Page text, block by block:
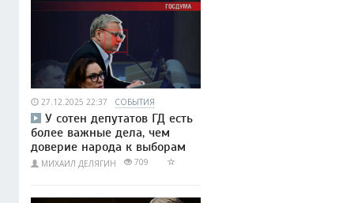
27.12.2025 22:37 СОБЫТИЯ
У сотен депутатов ГД есть
более важные дела, чем
доверие народа к выборам
МИХАИЛ ДЕЛЯГИН 709